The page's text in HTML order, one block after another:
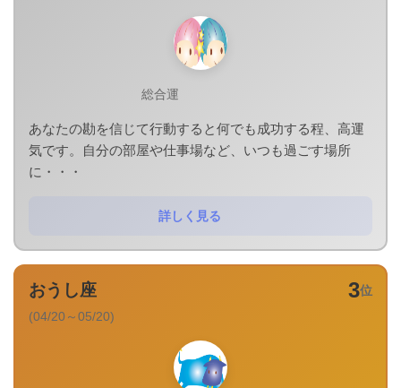
総合運
あなたの勘を信じて行動すると何でも成功する程、高運
気です。自分の部屋や仕事場など、いつも過ごす場所
に・・・
詳しく見る
3位
おうし座
(04/20～05/20)